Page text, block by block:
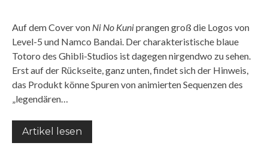
Auf dem Cover von Ni No Kuniprangen groß die Logos von
Level-5 und Namco Bandai. Der charakteristische blaue
Totoro des Ghibli-Studios ist dagegen nirgendwo zu sehen.
Erst auf der Rückseite, ganz unten, findet sich der Hinweis,
das Produkt könne Spuren von animierten Sequenzen des
„legendären…
Artikel lesen